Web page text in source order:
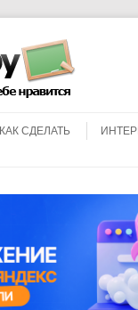
КАК СДЕЛАТЬ